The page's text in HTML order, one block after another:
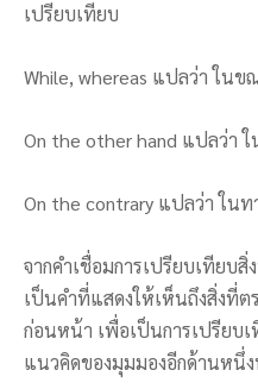
เปรียบเทียบ
While, whereas แปลว่า ในข
On the other hand แปลว่า
On the contrary แปลว่า ในท
จากคำเชื่อมการเปรียบเทียบ
เป็นคำที่แสดงให้เห็นถึงสิ่งที่ต
ก่อนหน้า เพื่อเป็นการเปรียบ
แนวคิดของมุมมองอีกด้านหนึ่ง